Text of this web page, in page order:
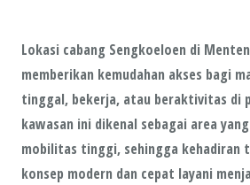
Lokasi cabang Sengkoeloen di
memberikan kemudahan akses bagi
tinggal, bekerja, atau beraktivitas di
kawasan ini dikenal sebagai area
mobilitas tinggi, sehingga kehadiran
konsep modern dan cepat layani